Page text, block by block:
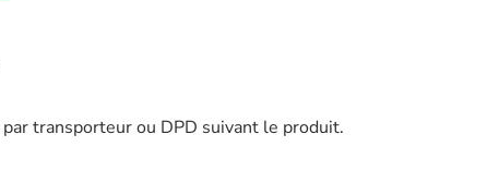
transporteur ou DPD suivant le produit.